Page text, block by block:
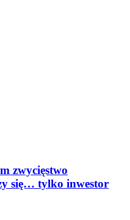
zwycięstwo
się… tylko inwestor